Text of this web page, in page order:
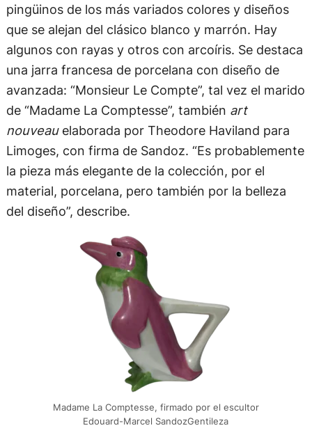
pingüinos de los más variados colores y diseños
que se alejan del clásico blanco y marrón. Hay
algunos con rayas y otros con arcoíris. Se destaca
una jarra francesa de porcelana con diseño de
avanzada: “Monsieur Le Compte”, tal vez el marido
de “Madame La Comptesse”, también art
nouveau elaborada por Theodore Haviland para
Limoges, con firma de Sandoz. “Es probablemente
la pieza más elegante de la colección, por el
material, porcelana, pero también por la belleza
del diseño”, describe.
Madame La Comptesse, firmado por el escultor
Edouard-Marcel SandozGentileza